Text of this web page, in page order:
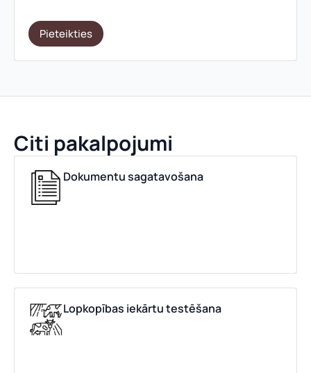
Pieteikties
Citi pakalpojumi
Dokumentu sagatavošana
Lopkopības iekārtu testēšana